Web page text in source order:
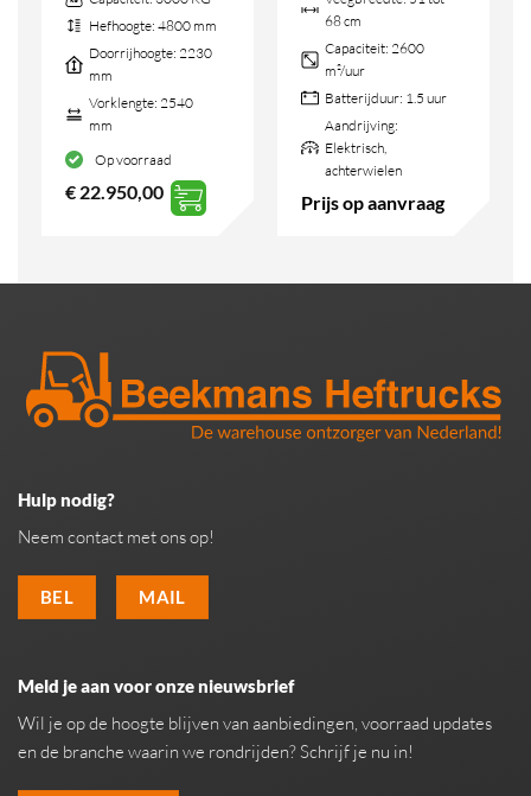
Hefhoogte: 4800 mm
Doorrijhoogte: 2230
mm
Vorklengte: 2540
mm
Op voorraad
€22.950,00
68 cm
Capaciteit: 2600
m²/uur
Batterijduur: 1.5 uur
Aandrijving:
Elektrisch,
achterwielen
Prijs op aanvraag
Hulp nodig?
Neem contact met ons op!
BEL MAIL
Meld je aan voor onze nieuwsbrief
Wil je op de hoogte blijven van aanbiedingen, voorraad updates
en de branche waarin we rondrijden? Schrijf je nu in!